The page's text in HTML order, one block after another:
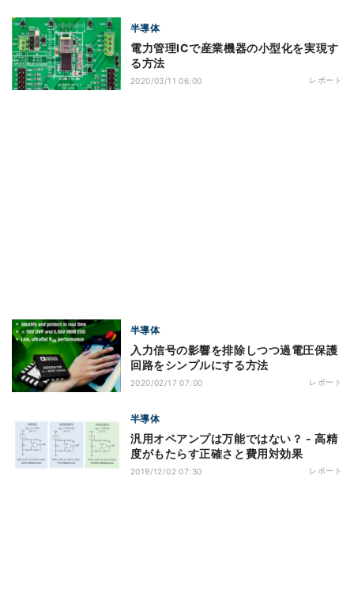
半導体
電力管理ICで産業機器の小型化を実現す
る方法
2020/03/11 06:00 レポート
半導体
入力信号の影響を排除しつつ過電圧保護
回路をシンプルにする方法
2020/02/17 07:00 レポート
半導体
汎用オペアンプは万能ではない？ - 高精
度がもたらす正確さと費用対効果
2019/12/02 07:30 レポート